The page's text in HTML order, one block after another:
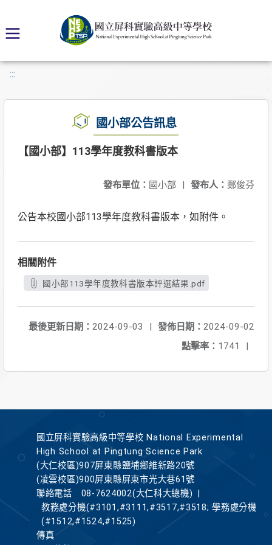
:::
國小部公告訊息
【國小部】113學年度教科書版本
發布人： 鄭俊芬
發布單位： 國小部 |
公告本校國小部113學年度教科書版本，如附件。
相關附件
國小部113學年度教科書版本評選結果.pdf
發佈日期： 2024-09-02
最後更新日期： 2024-09-03
|
點擊率： 1741 |
國立屏科實驗高級中等學校 National Experimental
High School at Pingtung Science Park
(大仁校區)907屏東縣鹽埔鄉維新路20號
(凌雲校區)900屏東縣屏東市光大巷61號
聯絡電話
08-7624002(大仁科大總機)
教務處分機(#3101,#3111,#3517,#3518; 學務處分機
(#1512,#1524,#1525)
傳真